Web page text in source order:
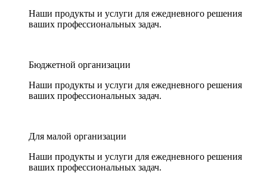
Наши продукты и услуги для ежедневного решения
ваших профессиональных задач.
Бюджетной организации
Наши продукты и услуги для ежедневного решения
ваших профессиональных задач.
Для малой организации
Наши продукты и услуги для ежедневного решения
ваших профессиональных задач.